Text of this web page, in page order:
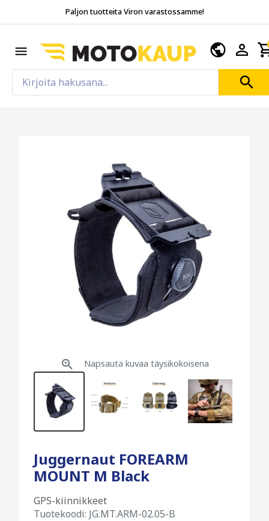
Paljon tuotteita Viron varastossamme!
Napsauta kuvaa täysikokoisena
Juggernaut FOREARM
MOUNT M Black
GPS-kiinnikkeet
Tuotekoodi: JG.MT.ARM-02.05-B